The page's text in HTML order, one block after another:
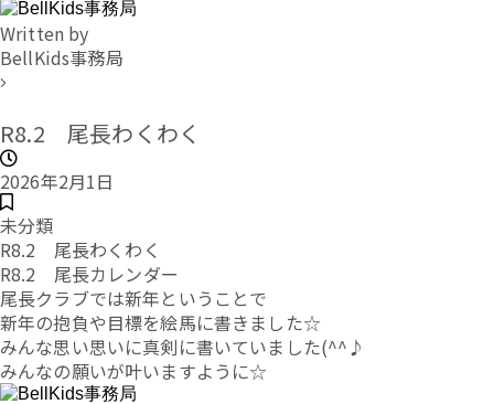
Written by
BellKids事務局
R8.2 尾長わくわく
2026年2月1日
未分類
R8.2 尾長わくわく
R8.2 尾長カレンダー
尾長クラブでは新年ということで
新年の抱負や目標を絵馬に書きました☆
みんな思い思いに真剣に書いていました(^^♪
みんなの願いが叶いますように☆